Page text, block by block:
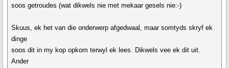
soos getroudes (wat dikwels nie met mekaar gesels nie:-)
Skuus, ek het van die onderwerp afgedwaal, maar somtyds skryf ek
dinge
soos dit in my kop opkom terwyl ek lees. Dikwels vee ek dit uit.
Ander